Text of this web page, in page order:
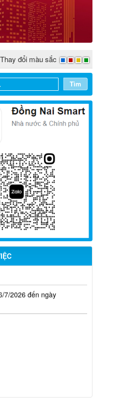
Thay đổi màu sắc
Tìm
8/2026 đến ngày
7/2026 đến ngày
7/2026 đến ngày
2026 đến ngày
7/2026 đến ngày